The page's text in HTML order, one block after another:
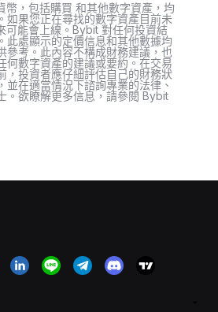
幣，包括購買 和其他數字資產，均
如果您正在尋找的數字資產目前未
可能會上線。Bybit 對任何投資結
此處顯示的定價信息和其他數據均
參考。此內容不構成財務建議，也
何數字資產的建議或要約。在交易
，投資者應仔細評估自己的財務狀
並在適當情況下諮詢專業的法律、
。欲瞭解更多信息，請參閱 Bybit